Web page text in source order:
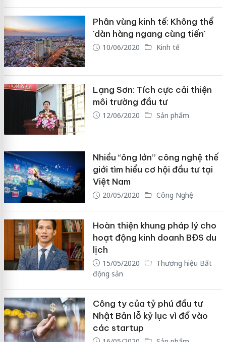
Phân vùng kinh tế: Không thể
'dàn hàng ngang cùng tiến'
10/06/2020 Kinh tế
Lạng Sơn: Tích cực cải thiện
môi trường đầu tư
12/06/2020 Sản phẩm
Nhiều “ông lớn” công nghệ thế
giới tìm hiểu cơ hội đầu tư tại
Việt Nam
20/05/2020 Công Nghệ
Hoàn thiện khung pháp lý cho
hoạt động kinh doanh BĐS du
lịch
15/05/2020
Thương hiệu Bất
động sản
Công ty của tỷ phú đầu tư
Nhật Bản lỗ kỷ lục vì đổ vào
các startup